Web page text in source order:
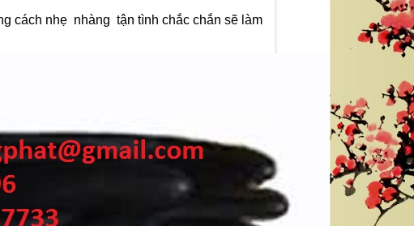
cách nhẹ nhàng tận tình chắc chắn sẽ làm
THI
GĂNG TAY CHỐNG AXIT MÀU ĐEN DÀI
GĂNG TAY CÁCH ĐIỆN 35 KV XUẤT
PHÁP
liên hệ theo số : 0969580896
Mua hàng So sánh